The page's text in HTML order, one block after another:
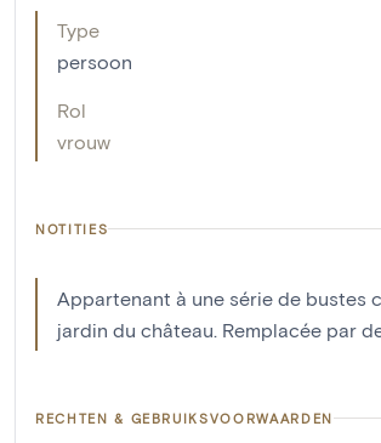
Type
persoon
Rol
vrouw
NOTITIES
Appartenant à une série de bustes
jardin du château. Remplacée par
RECHTEN & GEBRUIKSVOORWAARDEN